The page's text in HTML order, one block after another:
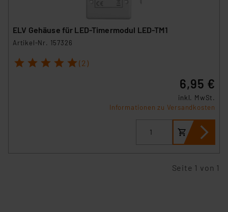
ELV Gehäuse für LED-Timermodul LED-TM1
Artikel-Nr. 157326
1 2 3 4 5 (2)
6,95 €
inkl. MwSt.
Informationen zu Versandkosten
Seite 1 von 1